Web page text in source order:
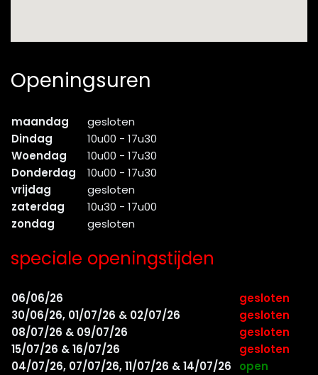
Openingsuren
maandag
gesloten
Dindag
10u00 - 17u30
Woendag
10u00 - 17u30
Donderdag
10u00 - 17u30
vrijdag
gesloten
zaterdag
10u30 - 17u00
zondag
gesloten
speciale openingstijden
06/06/26
gesloten
30/06/26, 01/07/26 & 02/07/26
gesloten
08/07/26 & 09/07/26
gesloten
15/07/26 & 16/07/26
gesloten
04/07/26, 07/07/26, 11/07/26 & 14/07/26
open